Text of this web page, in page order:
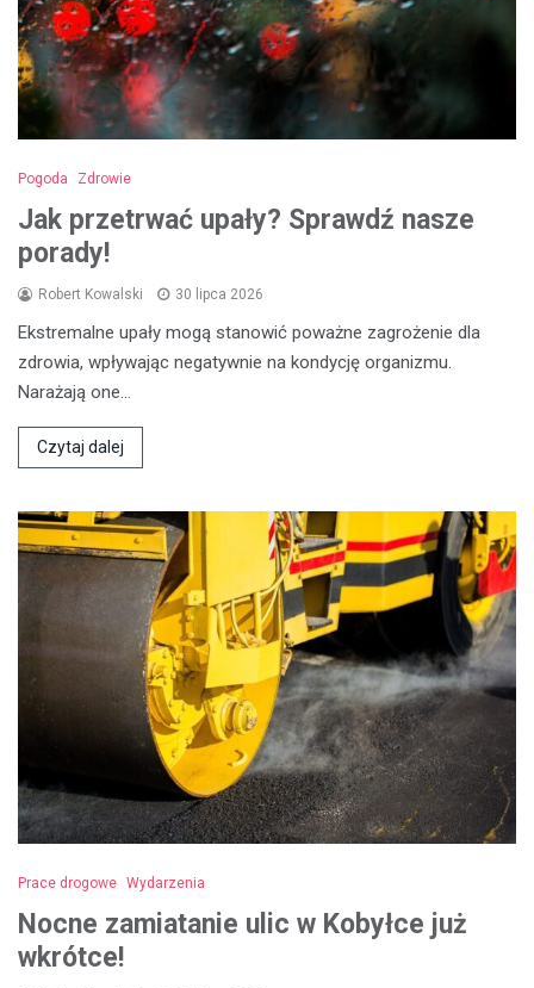
Pogoda Zdrowie
Jak przetrwać upały? Sprawdź nasze
porady!
Robert Kowalski 30 lipca 2026
Ekstremalne upały mogą stanowić poważne zagrożenie dla
zdrowia, wpływając negatywnie na kondycję organizmu.
Narażają one…
Czytaj dalej
Prace drogowe Wydarzenia
Nocne zamiatanie ulic w Kobyłce już
wkrótce!